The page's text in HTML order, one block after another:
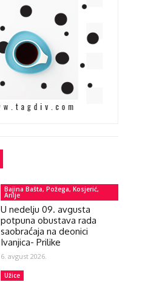
Bajina Bašta, Požega, Kosjerić,
Arilje
U nedelju 09. avgusta
potpuna obustava rada
saobraćaja na deonici
Ivanjica- Prilike
6. avgust 2026.
Užice